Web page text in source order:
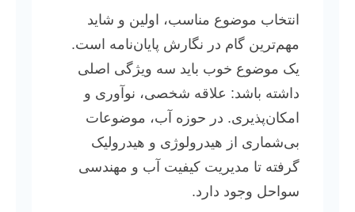
انتخاب موضوع مناسب، اولین و شاید
مهم‌ترین گام در نگارش پایان‌نامه است.
یک موضوع خوب باید سه ویژگی اصلی
داشته باشد: علاقه شخصی، نوآوری و
امکان‌پذیری. در حوزه آب، موضوعات
بی‌شماری از هیدرولوژی و هیدرولیک
گرفته تا مدیریت کیفیت آب و مهندسی
سواحل وجود دارد.